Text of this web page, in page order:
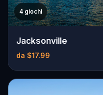
4 giochi
Jacksonville
da $17.99